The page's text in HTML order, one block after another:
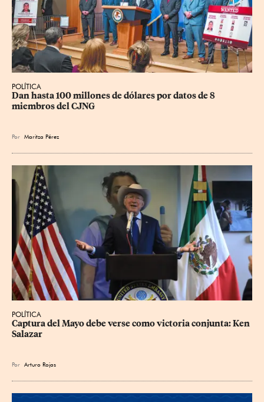
POLÍTICA
Dan hasta 100 millones de dólares por datos de 8
miembros del CJNG
Por Maritza Pérez
POLÍTICA
Captura del Mayo debe verse como victoria conjunta: Ken
Salazar
Por Arturo Rojas